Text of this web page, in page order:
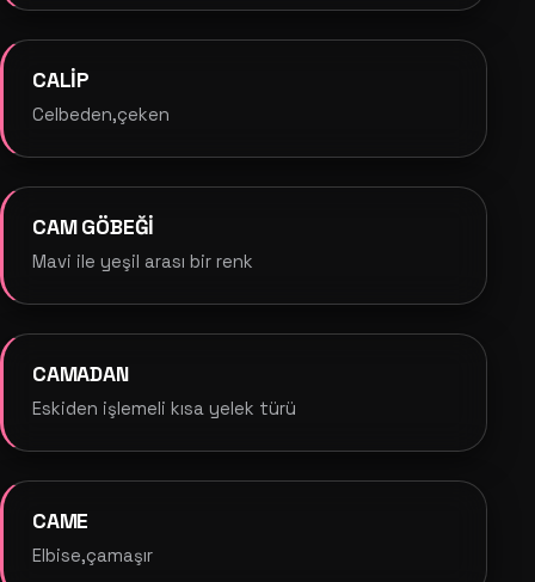
CALİP
Celbeden,çeken
CAM GÖBEĞİ
Mavi ile yeşil arası bir renk
CAMADAN
Eskiden işlemeli kısa yelek türü
CAME
Elbise,çamaşır